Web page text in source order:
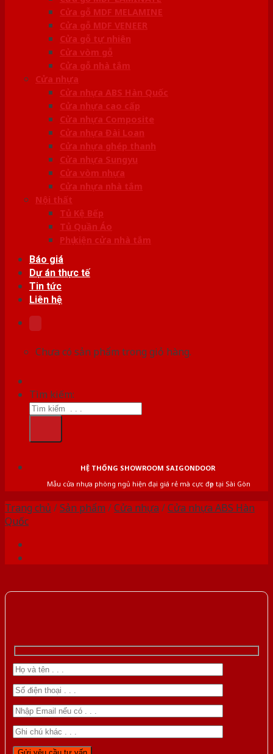
Cửa gỗ MDF MELAMINE
Cửa gỗ MDF VENEER
Cửa gỗ tự nhiên
Cửa vòm gỗ
Cửa gỗ nhà tắm
Cửa nhựa
Cửa nhựa ABS Hàn Quốc
Cửa nhựa cao cấp
Cửa nhựa Composite
Cửa nhựa Đài Loan
Cửa nhựa ghép thanh
Cửa nhựa Sungyu
Cửa vòm nhựa
Cửa nhựa nhà tắm
Nội thất
Tủ Kệ Bếp
Tủ Quần Áo
Phụ kiện cửa nhà tắm
Báo giá
Dự án thực tế
Tin tức
Liên hệ
Chưa có sản phẩm trong giỏ hàng.
Tìm kiếm:
HỆ THỐNG SHOWROOM SAIGONDOOR
Mẫu cửa nhựa phòng ngủ hiện đại giá rẻ mà cực đẹp tại Sài Gòn
Trang chủ /Sản phẩm /Cửa nhựa /Cửa nhựa ABS Hàn
Quốc